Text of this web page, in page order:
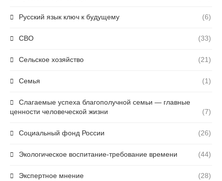
Русский язык ключ к будущему (6)
СВО (33)
Сельское хозяйство (21)
Семья (1)
Слагаемые успеха благополучной семьи — главные
ценности человеческой жизни
(7)
Социальный фонд России (26)
Экологическое воспитание-требование времени (44)
Экспертное мнение (28)